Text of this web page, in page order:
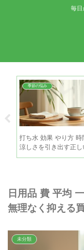
毎日
季節の悩み
打ち水 効果 やり方 時
涼しさを引き出す正し
方と注意点
日用品 費 平均
無理なく抑える
未分類